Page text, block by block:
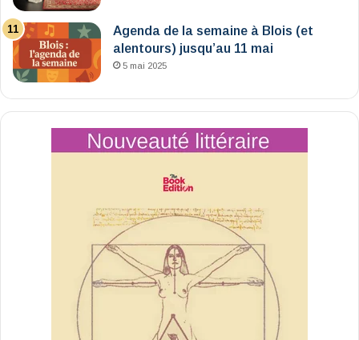
Agenda de la semaine à Blois (et
alentours) jusqu’au 11 mai
5 mai 2025